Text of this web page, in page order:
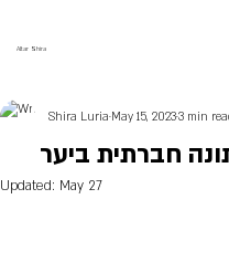
Altar Shira
חברתית ביער
Shira Luria May 15, 20233 min
Updated: May 27